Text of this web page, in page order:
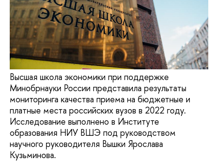
Высшая школа экономики при поддержке
Минобрнауки России представила результаты
мониторинга качества приема на бюджетные и
платные места российских вузов в 2022 году.
Исследование выполнено в Институте
образования НИУ ВШЭ под руководством
научного руководителя Вышки Ярослава
Кузьминова.